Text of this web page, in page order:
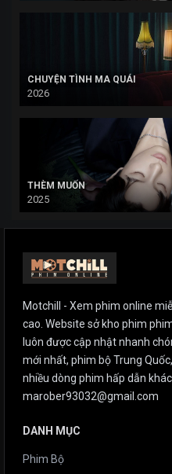
CHUYỆN TÌNH MA QUÁI
2026
THÈM MUỐN
2025
Motchill - Xem phim online
cao. Website sở kho phim
luôn được cập nhật nhanh
mới nhất, phim bộ Trung
nhiều dòng phim hấp dẫn
marober93032@gmail.com
DANH MỤC
Phim Bộ